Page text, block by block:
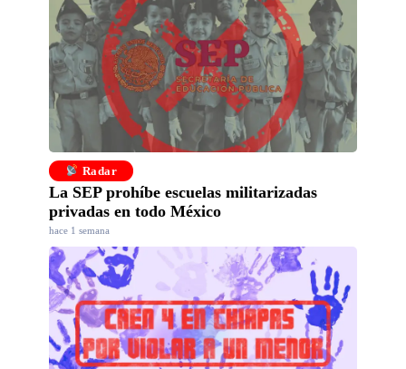
Radar
La SEP prohíbe escuelas militarizadas
privadas en todo México
hace 1 semana